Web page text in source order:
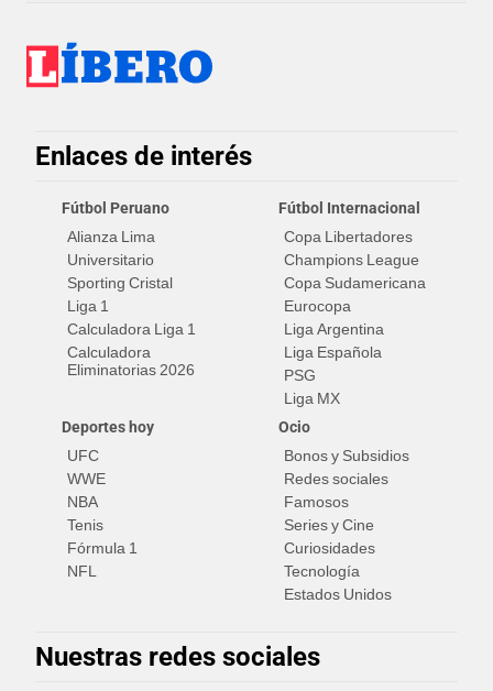
Enlaces de interés
Fútbol Peruano
Alianza Lima
Universitario
Sporting Cristal
Liga 1
Calculadora Liga 1
Calculadora
Eliminatorias 2026
Fútbol Internacional
Copa Libertadores
Champions League
Copa Sudamericana
Eurocopa
Liga Argentina
Liga Española
PSG
Liga MX
Deportes hoy
UFC
WWE
NBA
Tenis
Fórmula 1
NFL
Ocio
Bonos y Subsidios
Redes sociales
Famosos
Series y Cine
Curiosidades
Tecnología
Estados Unidos
Nuestras redes sociales